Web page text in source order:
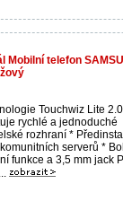
Mobilní telefon
Touchwiz Lite 2.0
rychlé a jednoduché
rozhraní *
serverů *
funkce a 3,5 mm jack